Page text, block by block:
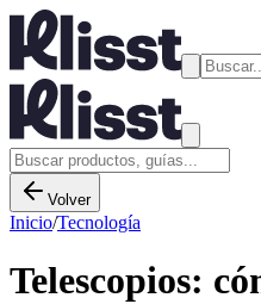
Volver
Inicio/Tecnología
Telescopios: